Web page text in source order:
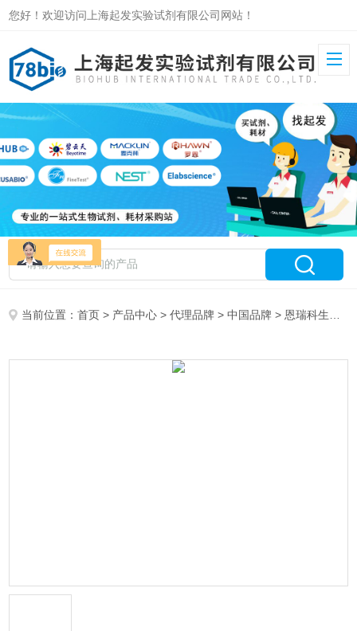
您好！欢迎访问上海起发实验试剂有限公司网站！
当前位置：首页 > 产品中心 >代理品牌 >中国品牌 > 恩瑞科生物arigo Biolaboratories授权代理